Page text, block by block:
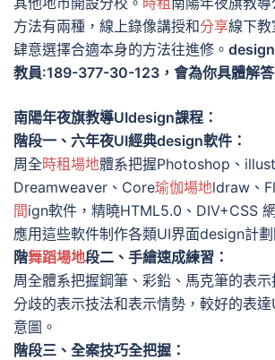
方法有兩種，線上錄像講授和分享線下
肆意選擇合適本身的方法往進修。
教員:189-377-30-123，會為你具體解答
南陽年夜旗教導UIdesign課程：
階段一、六年夜UI經典design軟件：
周全時租場地體系把握Photoshop、
Dreamweaver、Core瑜伽場地ldraw、
間ign軟件，精曉HTML5.0、DIV+CSS
應用這些軟件制作各類UI界面design計劃
階舞蹈場地段二、手繪速成練習：
周全體系把握鋼筆、彩鉛、馬克筆的表
分歧的表示技法和表示情勢，較好的表
意圖。
階段三、全案技巧全把握：